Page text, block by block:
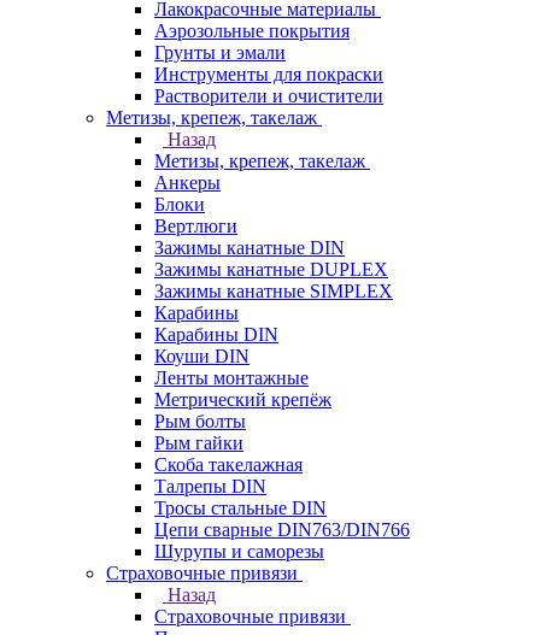
Лакокрасочные материалы
Аэрозольные покрытия
Грунты и эмали
Инструменты для покраски
Растворители и очистители
Метизы, крепеж, такелаж
Назад
Метизы, крепеж, такелаж
Анкеры
Блоки
Вертлюги
Зажимы канатные DIN
Зажимы канатные DUPLEX
Зажимы канатные SIMPLEX
Карабины
Карабины DIN
Коуши DIN
Ленты монтажные
Метрический крепёж
Рым болты
Рым гайки
Скоба такелажная
Талрепы DIN
Тросы стальные DIN
Цепи сварные DIN763/DIN766
Шурупы и саморезы
Страховочные привязи
Назад
Страховочные привязи